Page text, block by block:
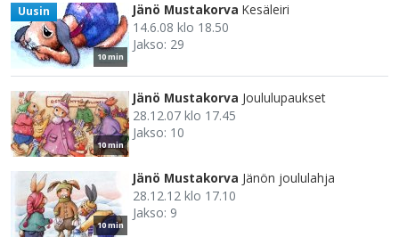
10 min
Uusin Jänö Mustakorva Kesäleiri
14.6.08 klo 18.50
Jakso: 29
10 min
Jänö Mustakorva Joululupaukset
28.12.07 klo 17.45
Jakso: 10
10 min
Jänö Mustakorva Jänön joululahja
28.12.12 klo 17.10
Jakso: 9